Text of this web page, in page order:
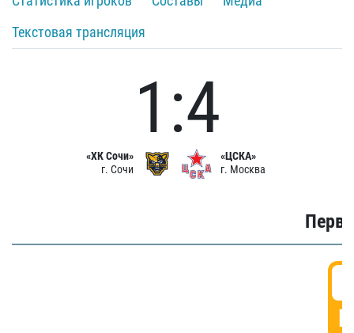
Текстовая трансляция
«ХК Сочи»
г. Сочи
1:4
«ЦСКА»
г. Москва